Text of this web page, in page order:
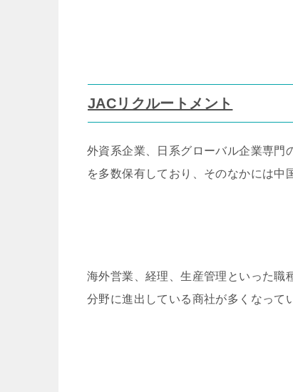
JACリクルートメント
外資系企業、日系グローバル企業専門
を多数保有しており、そのなかには中
海外営業、経理、生産管理といった職
分野に進出している商社が多くなって